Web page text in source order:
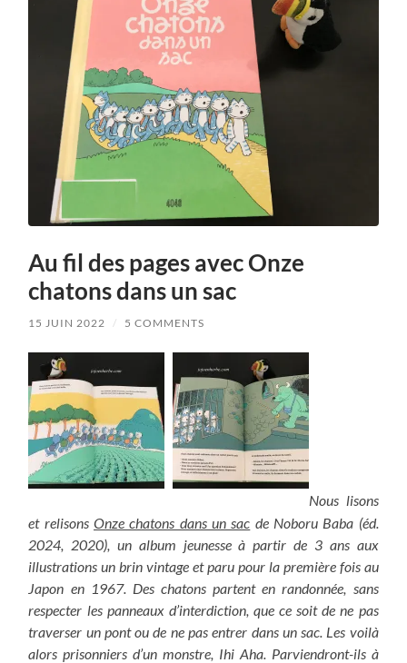
Au fil des pages avec Onze
chatons dans un sac
15 JUIN 2022 / 5 COMMENTS
Nous lisons
et relisonsOnze chatons dans un sac de Noboru Baba (éd.
2024, 2020), un album jeunesse à partir de 3 ans aux
illustrations un brin vintage et paru pour la première fois au
Japon en 1967. Des chatons partent en randonnée, sans
respecter les panneaux d’interdiction, que ce soit de ne pas
traverser un pont ou de ne pas entrer dans un sac. Les voilà
alors prisonniers d’un monstre, Ihi Aha. Parviendront-ils à